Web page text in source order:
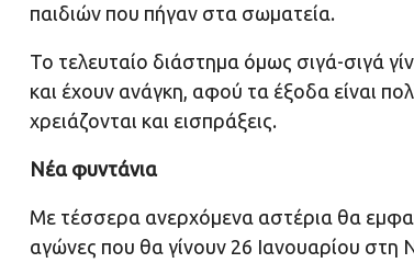
παιδιών που πήγαν στα σωματεία.
Το τελευταίο διάστημα όμως σιγά-σιγά
και έχουν ανάγκη, αφού τα έξοδα είναι
χρειάζονται και εισπράξεις.
Νέα φυντάνια
Με τέσσερα ανερχόμενα αστέρια θα
αγώνες που θα γίνουν 26 Ιανουαρίου στη